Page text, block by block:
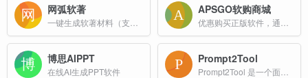
网弧软著 APSGO软购商城
博思AIPPT
在线AI生成PPT软件
Prompt2Tool